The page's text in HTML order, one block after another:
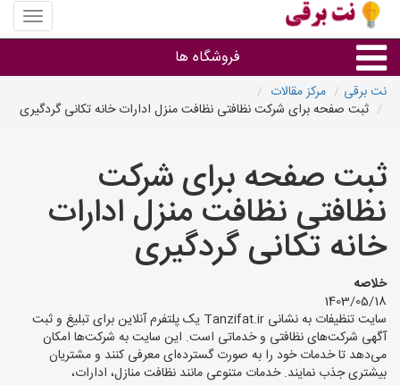
منوی
سایت
برقی
فروشگاه ها
روشنایی و نورپردازی
سایر گروه ها
فروشنده های لوازم برقی
نت برقی
مرکز مقالات
ثبت صفحه برای شرکت نظافتی نظافت منزل ادارات خانه تکانی گردگیری
ثبت صفحه برای شرکت
نظافتی نظافت منزل ادارات
خانه تکانی گردگیری
خلاصه
1403/05/18
سایت تنظیفات به نشانی Tanzifat.ir یک پلتفرم آنلاین برای تبلیغ و ثبت
آگهی شرکت‌های نظافتی و خدماتی است. این سایت به شرکت‌ها امکان
می‌دهد تا خدمات خود را به صورت گسترده‌ای معرفی کنند و مشتریان
بیشتری جذب نمایند. خدمات متنوعی مانند نظافت منازل، ادارات،